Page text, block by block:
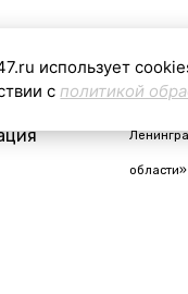
«Общая
области»
использует
сполитикой